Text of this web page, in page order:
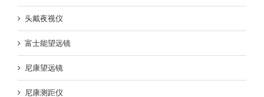
头戴夜视仪
富士能望远镜
尼康望远镜
尼康测距仪